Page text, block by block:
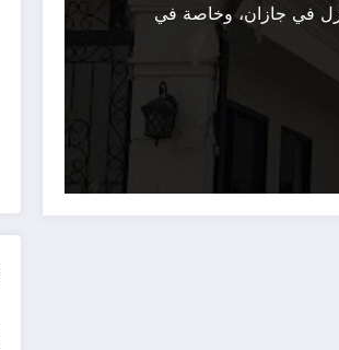
في جازان، وخاصة في